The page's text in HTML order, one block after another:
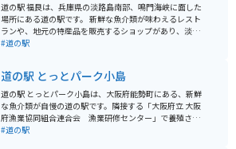
道の駅 福良は、兵庫県の淡路島南部、鳴門海峡に面した
場所にある道の駅です。 新鮮な魚介類が味わえるレスト
ランや、地元の特産品を販売するショップがあり、淡路
島の味覚を楽しむことができます。また、鳴門海峡を望
バイクで訪れる場合、道の駅には広い駐車場が完備され
ているので安心です。淡路島南部の海岸線を走る快適な
ツーリングコースの休憩地点としても最適です。周辺に
は、世界最長の吊り橋である明石海峡大橋や、淡路島モ
ンキーセンターなど、観光スポットも点在しています。
#道の駅
道の駅 とっとパーク小島
道の駅 とっとパーク小島は、大阪府能勢町にある、新鮮
な魚介類が自慢の道の駅です。隣接する「大阪府立 大阪
府漁業協同組合連合会 漁業研修センター」で養殖され
た、大阪産である「大阪湾とらふぐ」や、活きの良い魚
#道の駅